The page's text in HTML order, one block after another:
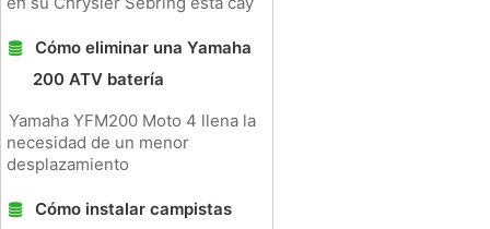
Cómo eliminar una Yamaha
200 ATV batería
Yamaha YFM200 Moto 4 llena la
necesidad de un menor
desplazamiento
Cómo instalar campistas